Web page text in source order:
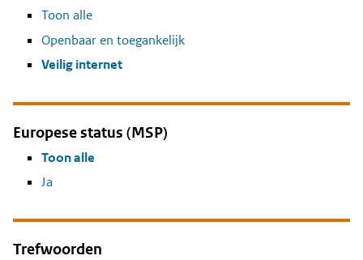
Toon alle
Openbaar en toegankelijk
Veilig internet
Europese status (MSP)
Toon alle
Ja
Trefwoorden